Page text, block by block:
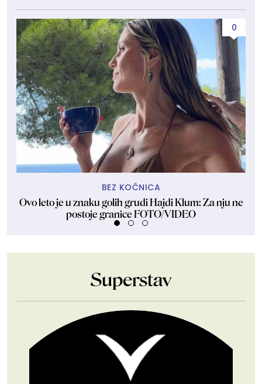
0
BEZ KOČNICA
Ovo leto je u znaku golih grudi Hajdi Klum: Za nju ne
postoje granice FOTO/VIDEO
Superstav